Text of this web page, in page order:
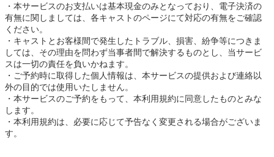
本サービスのお支払いは基本現金のみとなっており、電子決済の
有無に関しましては、各キャストのページにて対応の有無をご確認
ください。
キャストとお客様間で発生したトラブル、損害、紛争等につきま
しては、その理由を問わず当事者間で解決するものとし、当サービ
スは一切の責任を負いかねます。
ご予約時に取得した個人情報は、本サービスの提供および連絡以
外の目的では使用いたしません。
本サービスのご予約をもって、本利用規約に同意したものとみな
します。
本利用規約は、必要に応じて予告なく変更される場合がございま
す。